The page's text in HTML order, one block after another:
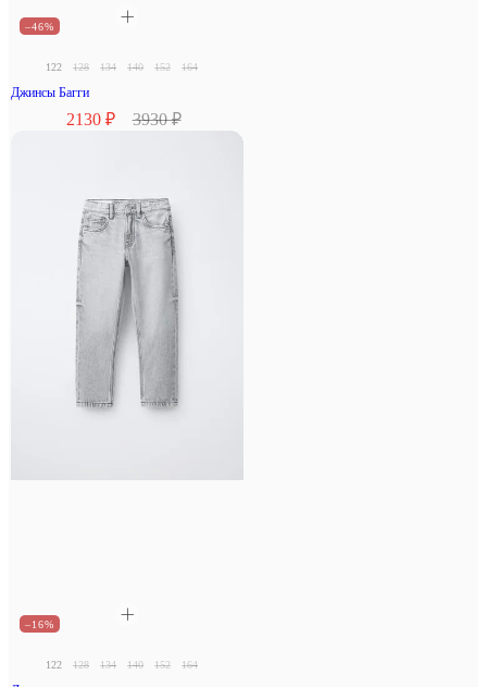
–46%
122 128 134 140 152 164
Джинсы Багги
2130 ₽ 3930 ₽
–16%
122 128 134 140 152 164